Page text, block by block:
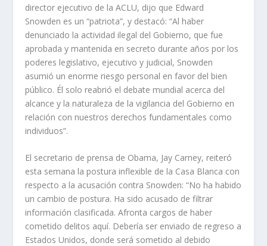
director ejecutivo de la ACLU, dijo que Edward
Snowden es un “patriota”, y destacó: “Al haber
denunciado la actividad ilegal del Gobierno, que fue
aprobada y mantenida en secreto durante años por los
poderes legislativo, ejecutivo y judicial, Snowden
asumió un enorme riesgo personal en favor del bien
público. Él solo reabrió el debate mundial acerca del
alcance y la naturaleza de la vigilancia del Gobierno en
relación con nuestros derechos fundamentales como
individuos”.
El secretario de prensa de Obama, Jay Carney, reiteró
esta semana la postura inflexible de la Casa Blanca con
respecto a la acusación contra Snowden: “No ha habido
un cambio de postura. Ha sido acusado de filtrar
información clasificada. Afronta cargos de haber
cometido delitos aquí. Debería ser enviado de regreso a
Estados Unidos, donde será sometido al debido